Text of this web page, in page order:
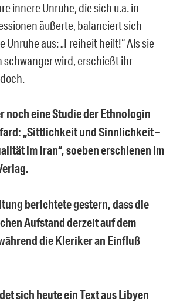
innere Unruhe, die sich u.a. in
äußerte, balanciert sich
Unruhe aus: „Freiheit heilt!“ Als sie
schwanger wird, erschießt ihr
noch eine Studie der Ethnologin
„Sittlichkeit und Sinnlichkeit –
im Iran“, soeben erschienen im
berichtete gestern, dass die
Aufstand derzeit auf dem
die Kleriker an Einfluß
sich heute ein Text aus Libyen